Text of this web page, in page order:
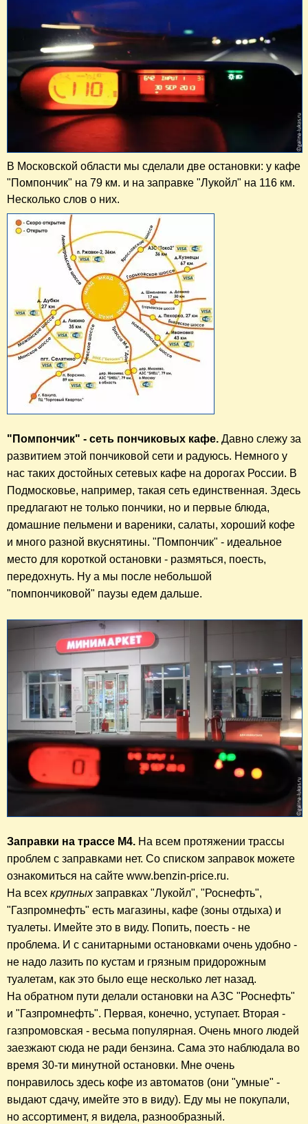
В Московской области мы сделали две остановки: у кафе
"Помпончик" на 79 км. и на заправке "Лукойл" на 116 км.
Несколько слов о них.
"Помпончик" - сеть пончиковых кафе. Давно слежу за
развитием этой пончиковой сети и радуюсь. Немного у
нас таких достойных сетевых кафе на дорогах России. В
Подмосковье, например, такая сеть единственная. Здесь
предлагают не только пончики, но и первые блюда,
домашние пельмени и вареники, салаты, хороший кофе
и много разной вкуснятины. "Помпончик" - идеальное
место для короткой остановки - размяться, поесть,
передохнуть. Ну а мы после небольшой
"помпончиковой" паузы едем дальше.
Заправки на трассе М4. На всем протяжении трассы
проблем с заправками нет. Со списком заправок можете
ознакомиться на сайте www.benzin-price.ru.
На всех крупных заправках "Лукойл", "Роснефть",
"Газпромнефть" есть магазины, кафе (зоны отдыха) и
туалеты. Имейте это в виду. Попить, поесть - не
проблема. И с санитарными остановками очень удобно -
не надо лазить по кустам и грязным придорожным
туалетам, как это было еще несколько лет назад.
На обратном пути делали остановки на АЗС "Роснефть"
и "Газпромнефть". Первая, конечно, уступает. Вторая -
газпромовская - весьма популярная. Очень много людей
заезжают сюда не ради бензина. Сама это наблюдала во
время 30-ти минутной остановки. Мне очень
понравилось здесь кофе из автоматов (они "умные" -
выдают сдачу, имейте это в виду). Еду мы не покупали,
но ассортимент, я видела, разнообразный.